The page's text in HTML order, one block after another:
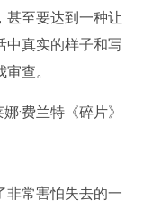
甚至要达到一种让
中真实的样子和写
查。
·费兰特《碎片》
非常害怕失去的一